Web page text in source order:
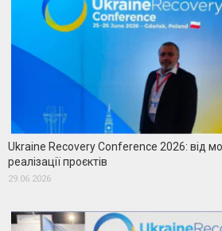
Ukraine Recovery Conference 2026: від
реалізації проєктів
29.06.2026